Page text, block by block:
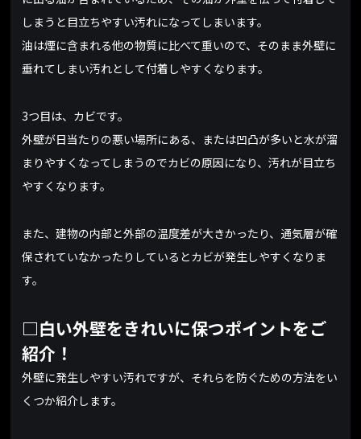
しまうと目立ちやすい汚れになってしまいます。
油は煙に含まれる他の物質に比べて重いので、そのまま外壁に
垂れてしまい汚れとして付着しやすくなります。
3つ目は、カビです。
外壁が日当たりの悪い場所にある、または凹凸が多いと水が溜
まりやすくなってしまうのでカビの原因になり、汚れが目立ち
やすくなります。
また、建物の内部と外部の温度差が大きかったり、通気層が確
保されていなかったりしているとカビが発生しやすくなりま
す。
□白い外壁をきれいに保つポイントをご
紹介！
外壁に発生しやすい汚れですが、それらを防ぐための方法をい
くつか紹介します。